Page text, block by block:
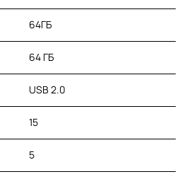
64ГБ
64 ГБ
USB 2.0
15
5